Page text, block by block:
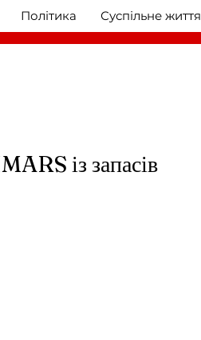
Політика Суспільне життя
із запасів